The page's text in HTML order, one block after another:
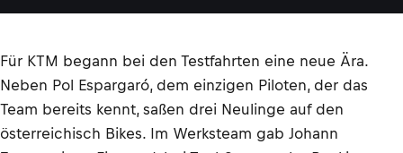
Für KTM begann bei den Testfahrten eine neue Ära.
Neben Pol Espargaró, dem einzigen Piloten, der das
Team bereits kennt, saßen drei Neulinge auf den
österreichisch Bikes. Im Werksteam gab Johann